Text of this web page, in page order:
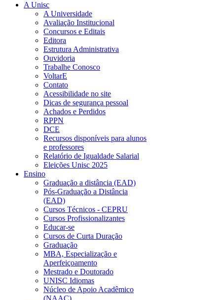
A Unisc
A Universidade
Avaliação Institucional
Concursos e Editais
Editora
Estrutura Administrativa
Ouvidoria
Trabalhe Conosco
VoltarE
Contato
Acessibilidade no site
Dicas de segurança pessoal
Achados e Perdidos
RPPN
DCE
Recursos disponíveis para alunos
e professores
Relatório de Igualdade Salarial
Eleições Unisc 2025
Ensino
Graduação a distância (EAD)
Pós-Graduação a Distância
(EAD)
Cursos Técnicos - CEPRU
Cursos Profissionalizantes
Educar-se
Cursos de Curta Duração
Graduação
MBA, Especialização e
Aperfeiçoamento
Mestrado e Doutorado
UNISC Idiomas
Núcleo de Apoio Acadêmico
(NAAC)